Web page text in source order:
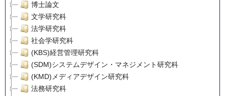
博士論文
文学研究科
法学研究科
社会学研究科
(KBS)経営管理研究科
(SDM)システムデザイン・マネジメント研究科
(KMD)メディアデザイン研究科
法務研究科